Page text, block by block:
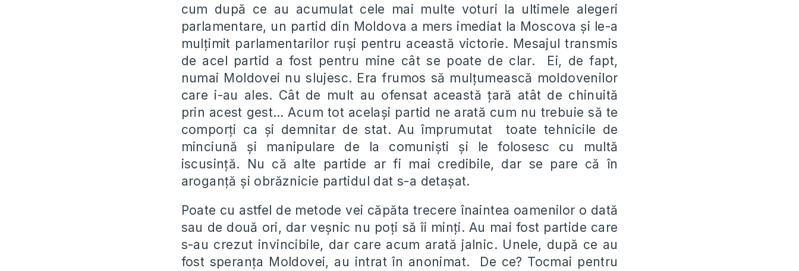
cum după ce au acumulat cele mai multe voturi la ultimele alegeri
parlamentare, un partid din Moldova a mers imediat la Moscova și le-a
mulțimit parlamentarilor ruși pentru această victorie. Mesajul transmis
de acel partid a fost pentru mine cât se poate de clar. Ei, de fapt,
numai Moldovei nu slujesc. Era frumos să mulțumească moldovenilor
care i-au ales. Cât de mult au ofensat aceastățară atât de chinuită
prin acest gest… Acum tot același partid ne arată cum nu trebuie să te
comporți ca și demnitar de stat. Au împrumutat toate tehnicile de
minciună și manipulare de la comuniști și le folosesc cu multă
iscusință. Nu că alte partide ar fi mai credibile, dar se pare că în
aroganță și obrăznicie partidul dat s-a detașat.
Poate cu astfel de metode vei căpăta trecere înaintea oamenilor o dată
sau de două ori, dar veșnic nu poți să îi minți. Au mai fost partide care
s-au crezut invincibile, dar care acum arată jalnic. Unele, după ce au
fost speranța Moldovei, au intrat în anonimat. De ce? Tocmai pentru